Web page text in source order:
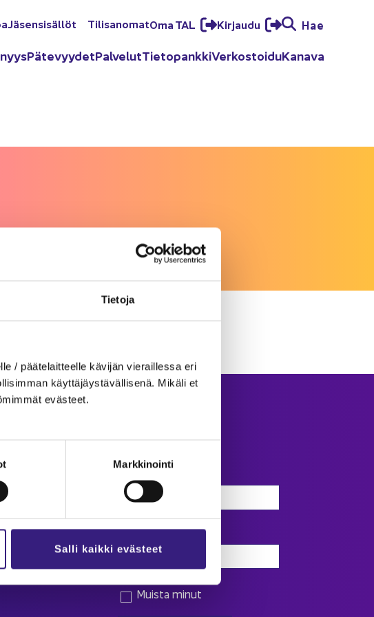
Tie­to­ja
/ pää­te­lait­teel­le kä­vi­jän vie­rail­les­sa eri
käyt­tä­jäys­tä­väl­li­se­nä. Mi­kä­li et
eväs­teet.
Markkinointi
Salli kaikki evästeet
Jä­sen­si­säl­löt Ti­li­sa­no­matOma TAL Kir­jau­du Hae
Pä­te­vyy­detPal­ve­lutTie­to­pank­kiVer­kos­toi­duKa­na­va
Salasana
Muista minut